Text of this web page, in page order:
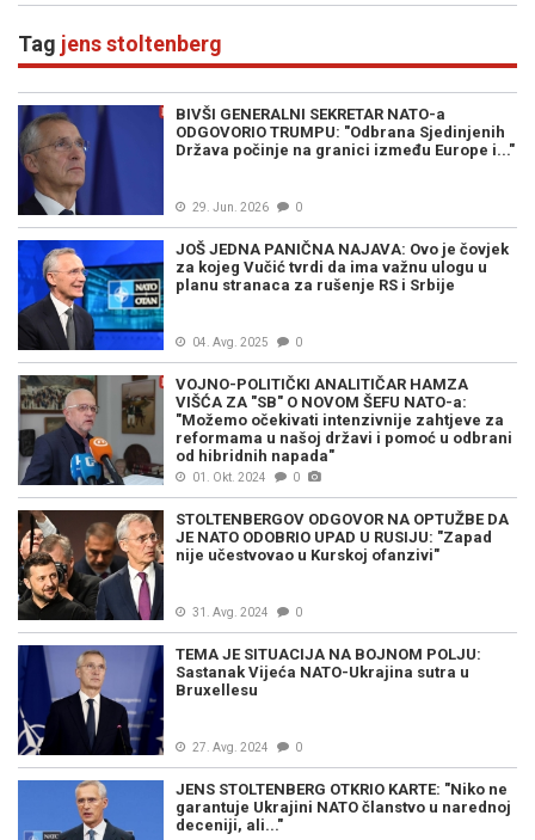
Tag jens stoltenberg
BIVŠI GENERALNI SEKRETAR NATO-a
ODGOVORIO TRUMPU: "Odbrana Sjedinjenih
Država počinje na granici između Europe i..."
29. Jun. 2026 0
JOŠ JEDNA PANIČNA NAJAVA: Ovo je čovjek
za kojeg Vučić tvrdi da ima važnu ulogu u
planu stranaca za rušenje RS i Srbije
04. Avg. 2025 0
VOJNO-POLITIČKI ANALITIČAR HAMZA
VIŠĆA ZA "SB" O NOVOM ŠEFU NATO-a:
"Možemo očekivati intenzivnije zahtjeve za
reformama u našoj državi i pomoć u odbrani
od hibridnih napada"
01. Okt. 2024 0
STOLTENBERGOV ODGOVOR NA OPTUŽBE DA
JE NATO ODOBRIO UPAD U RUSIJU: "Zapad
nije učestvovao u Kurskoj ofanzivi"
31. Avg. 2024 0
TEMA JE SITUACIJA NA BOJNOM POLJU:
Sastanak Vijeća NATO-Ukrajina sutra u
Bruxellesu
27. Avg. 2024 0
JENS STOLTENBERG OTKRIO KARTE: "Niko ne
garantuje Ukrajini NATO članstvo u narednoj
deceniji, ali..."